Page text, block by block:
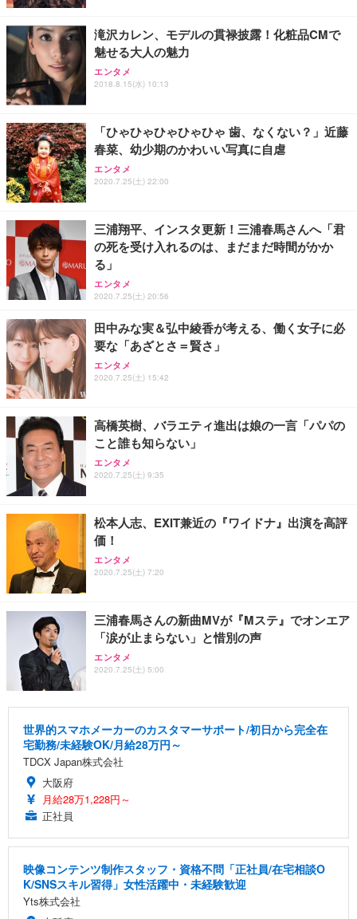
務用 おしゃれ パソコンチェア (ホワイト)
ANDWINT オフィスチェア デスクチェア 肘なし メ
ッシュ 通気性 ランバーサポート付き 腰サポート ガ
ス圧無段階昇降 360度回転 キャスター付き コンパク
【MiniLED/24.5inch/280Hz/FHD】GRAPHT THE S
HOOTER Gaming Monitor 24” Essential ゲーミン
グモニター QD 24.5インチ 1ms FHD 量子ドット 残
アイリスオーヤマ ペットシーツ 超厚型 お徳用 レギ
ュラー 200枚入【Amazon.co.jp限定】
滝沢カレン、モデルの貫禄披露！化粧品CMで
魅せる大人の魅力
エンタメ
2018.8.15(水) 10:13
「ひゃひゃひゃひゃひゃ 歯、なくない？」近藤
春菜、幼少期のかわいい写真に自虐
エンタメ
2020.7.25(土) 22:00
三浦翔平、インスタ更新！三浦春馬さんへ「君
の死を受け入れるのは、まだまだ時間がかか
る」
エンタメ
2020.7.25(土) 20:56
田中みな実＆弘中綾香が考える、働く女子に必
要な「あざとさ＝賢さ」
エンタメ
2020.7.25(土) 15:42
高橋英樹、バラエティ進出は娘の一言「パパの
こと誰も知らない」
エンタメ
2020.7.25(土) 9:35
松本人志、EXIT兼近の『ワイドナ』出演を高評
価！
エンタメ
2020.7.25(土) 7:20
三浦春馬さんの新曲MVが『Mステ』でオンエア
「涙が止まらない」と惜別の声
エンタメ
2020.7.25(土) 5:00
世界的スマホメーカーのカスタマーサポート/初日から完全在
宅勤務/未経験OK/月給28万円～
TDCX Japan株式会社
大阪府
月給28万1,228円～
正社員
映像コンテンツ制作スタッフ・資格不問「正社員/在宅相談O
K/SNSスキル習得」女性活躍中・未経験歓迎
Yts株式会社